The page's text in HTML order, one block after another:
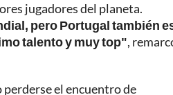
jugadores del planeta.
pero Portugal también
talento y muy top",
el encuentro de